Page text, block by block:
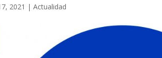
2021 |Actualidad